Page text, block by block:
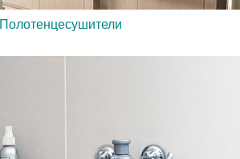
Полотенцесушители